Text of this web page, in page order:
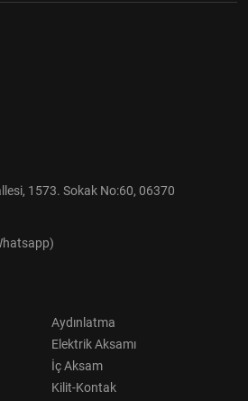
1573. Sokak No:60, 06370
Aydınlatma
Elektrik Aksamı
İç Aksam
Kilit-Kontak